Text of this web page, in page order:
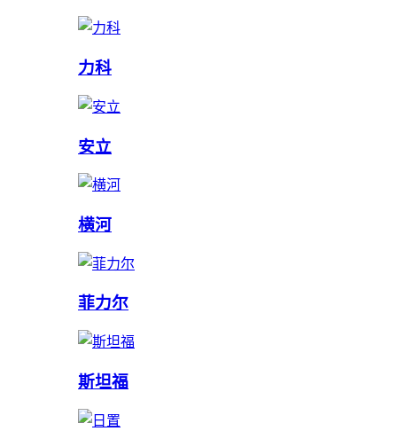
力科
安立
横河
菲力尔
斯坦福